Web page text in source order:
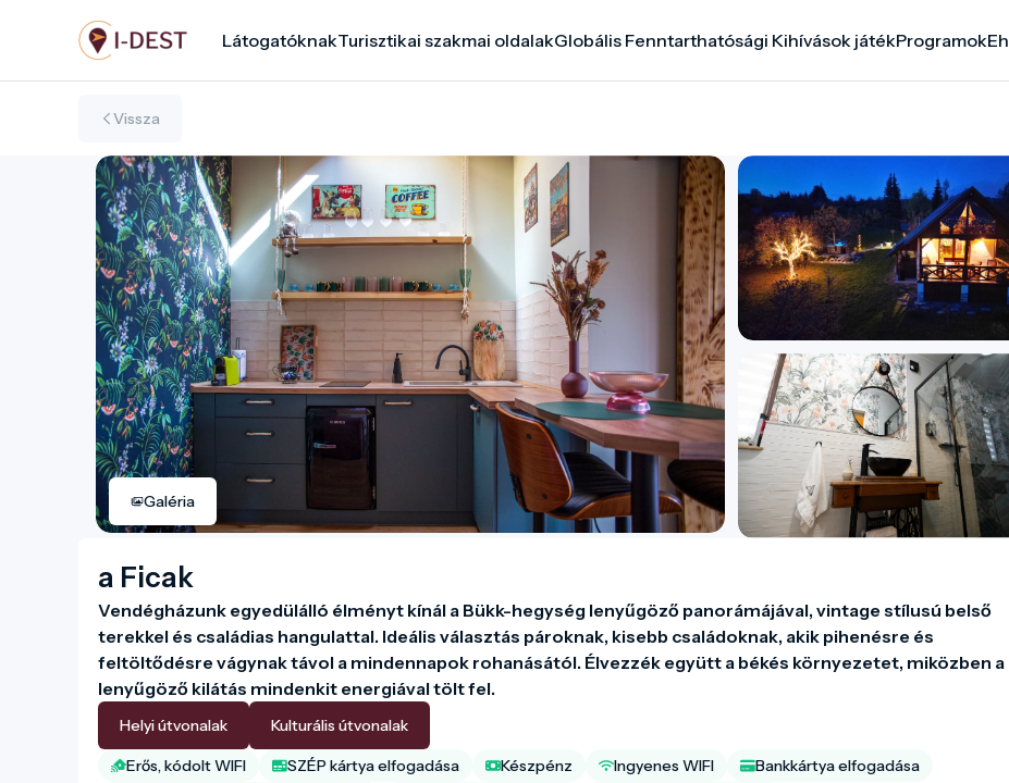
tartalomra
LátogatóknakTurisztikai szakmai oldalakGlobális Fenntarthatósági Kihívások játékProgramok
Vissza
Galéria
a Ficak
Vendégházunk egyedülálló élményt kínál a Bükk-hegység lenyűgöző panorámájával, vintage stílusú belső
terekkel és családias hangulattal. Ideális választás pároknak, kisebb családoknak, akik pihenésre és
feltöltődésre vágynak távol a mindennapok rohanásától. Élvezzék együtt a békés környezetet, miközben a
lenyűgöző kilátás mindenkit energiával tölt fel.
Helyi útvonalak Kulturális útvonalak
Erős, kódolt WIFI SZÉP kártya elfogadása Készpénz Ingyenes WIFI
Bankkártya elfogadása